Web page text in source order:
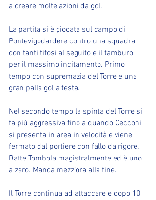
a creare molte azioni da gol.
La partita si è giocata sul campo di
Pontevigodardere contro una squadra
con tanti tifosi al seguito e il tamburo
per il massimo incitamento. Primo
tempo con supremazia del Torre e una
gran palla gol a testa.
Nel secondo tempo la spinta del Torre si
fa più aggressiva fino a quando Cecconi
si presenta in area in velocità e viene
fermato dal portiere con fallo da rigore.
Batte Tombola magistralmente ed è uno
a zero. Manca mezz’ora alla fine.
Il Torre continua ad attaccare e dopo 10